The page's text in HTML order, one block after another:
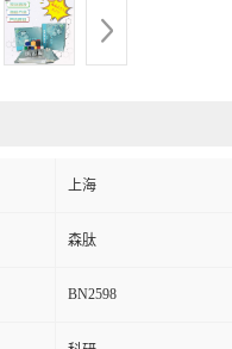
上海
森肽
BN2598